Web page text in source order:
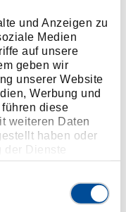
und Anzeigen zu
Medien
auf unsere
geben wir
unserer Website
Werbung und
diese
weiteren Daten
haben oder
Dienste
EAN4010886939444
und Bits